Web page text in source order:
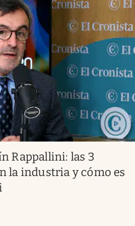
Rappallini: las 3
la industria y cómo es